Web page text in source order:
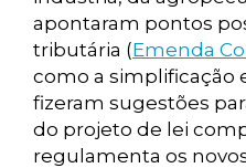
apontaram pontos
tributária (Emenda
como a simplificação
fizeram sugestões
do projeto de lei
regulamenta os